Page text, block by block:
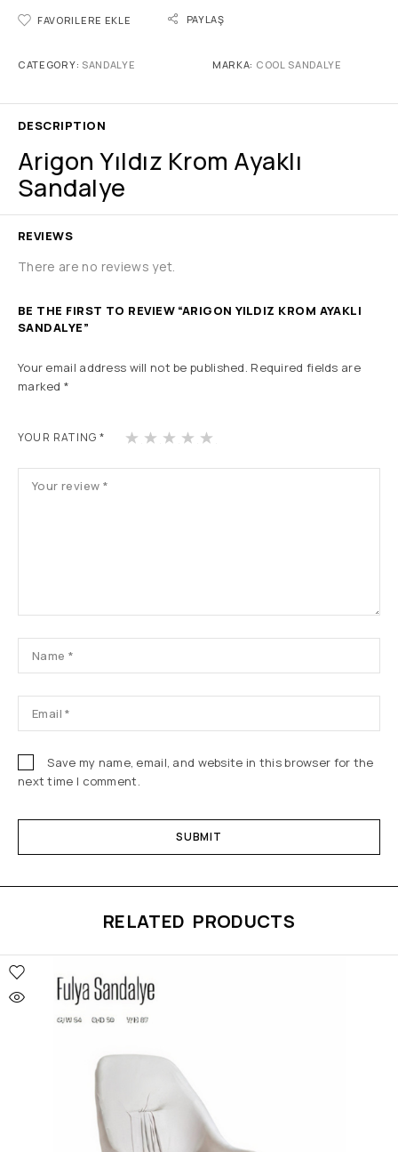
FAVORILERE EKLE PAYLAŞ
CATEGORY: SANDALYE MARKA: COOL SANDALYE
DESCRIPTION
Arigon Yıldız Krom Ayaklı
Sandalye
REVIEWS
There are no reviews yet.
BE THE FIRST TO REVIEW “ARIGON YILDIZ KROM AYAKLI
SANDALYE”
Your email address will not be published. Required fields are
marked*
YOUR RATING* 1 2 3 4
Save my name, email, and website in this browser for the
next time I comment.
RELATED PRODUCTS